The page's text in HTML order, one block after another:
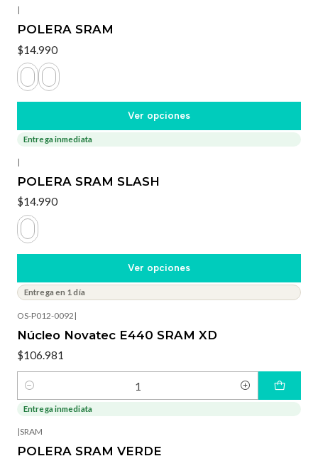
|
POLERA SRAM
$14.990
Ver opciones
Entrega inmediata
|
POLERA SRAM SLASH
$14.990
Ver opciones
Entrega en 1 día
OS-P012-0092 |
Núcleo Novatec E440 SRAM XD
$106.981
Cantidad
Entrega inmediata
|SRAM
POLERA SRAM VERDE